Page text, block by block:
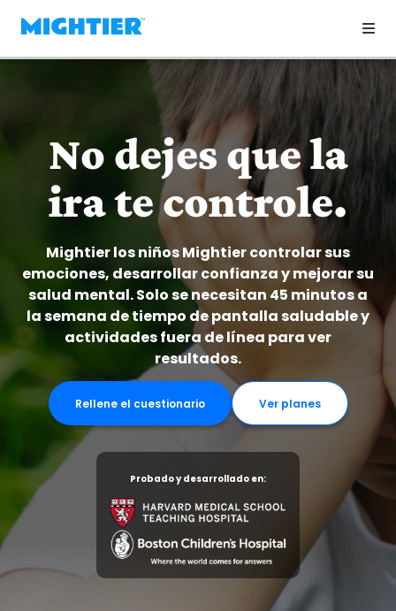
No dejes que la
ira te controle.
Mightier los niños Mightier controlar sus
emociones, desarrollar confianza y mejorar su
salud mental. Solo se necesitan 45 minutos a
la semana de tiempo de pantalla saludable y
actividades fuera de línea para ver
resultados.
Rellene el cuestionario Ver planes
Probado y desarrollado en: